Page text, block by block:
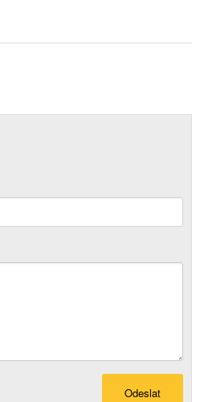
Odeslat